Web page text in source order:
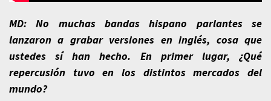
MD: No muchas bandas hispano parlantes se
lanzaron a grabar versiones en inglés, cosa que
ustedes sí han hecho. En primer lugar, ¿Qué
repercusión tuvo en los distintos mercados del
mundo?